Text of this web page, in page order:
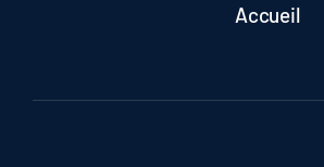
Accueil